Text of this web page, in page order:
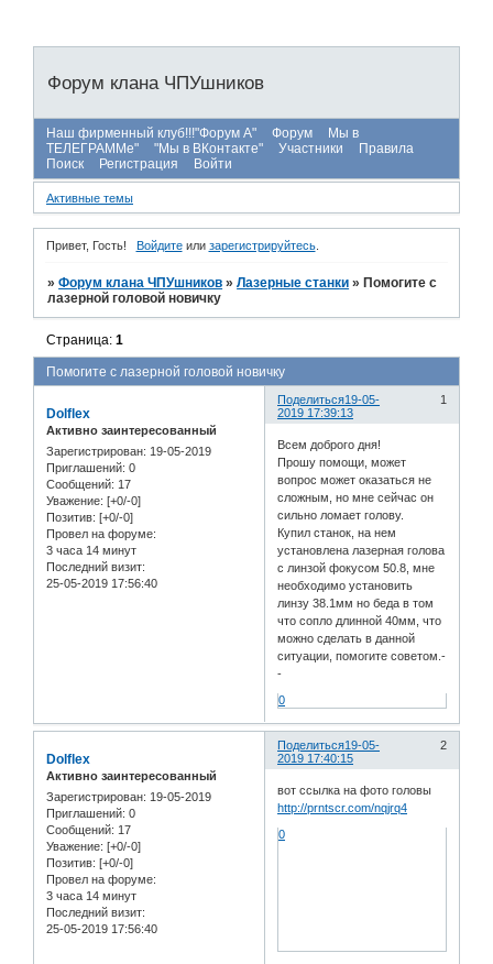
Форум клана ЧПУшников
Наш фирменный клуб!!!"Форум А" Форум
Мы в
ТЕЛЕГРАММе"
"Мы в ВКонтакте" Участники
Правила
Поиск
Регистрация Войти
Активные темы
Привет, Гость! Войдитеили зарегистрируйтесь.
»Форум клана ЧПУшников »Лазерные станки » Помогите с
лазерной головой новичку
Помогите с лазерной головой новичку
Страница:1
Поделиться 1
19-05-
2019 17:39:13
Dolflex
Активно заинтересованный
Зарегистрирован: 19-05-2019
Приглашений: 0
Сообщений: 17
Уважение: [+0/-0]
Позитив: [+0/-0]
Провел на форуме:
3 часа 14 минут
Последний визит:
25-05-2019 17:56:40
Всем доброго дня!
Прошу помощи, может
вопрос может оказаться не
сложным, но мне сейчас он
сильно ломает голову.
Купил станок, на нем
установлена лазерная голова
с линзой фокусом 50.8, мне
необходимо установить
линзу 38.1мм но беда в том
что сопло длинной 40мм, что
можно сделать в данной
ситуации, помогите советом.-
-
0
Поделиться 2
19-05-
2019 17:40:15
Dolflex
Активно заинтересованный
Зарегистрирован: 19-05-2019
Приглашений: 0
Сообщений: 17
Уважение: [+0/-0]
Позитив: [+0/-0]
Провел на форуме:
3 часа 14 минут
Последний визит:
25-05-2019 17:56:40
вот ссылка на фото головы
http://prntscr.com/nqjrq4
0